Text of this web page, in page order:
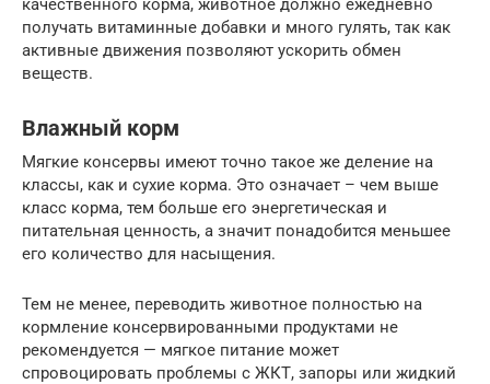
качественного корма, животное должно ежедневно
получать витаминные добавки и много гулять, так как
активные движения позволяют ускорить обмен
веществ.
Влажный корм
Мягкие консервы имеют точно такое же деление на
классы, как и сухие корма. Это означает – чем выше
класс корма, тем больше его энергетическая и
питательная ценность, а значит понадобится меньшее
его количество для насыщения.
Тем не менее, переводить животное полностью на
кормление консервированными продуктами не
рекомендуется — мягкое питание может
спровоцировать проблемы с ЖКТ, запоры или жидкий